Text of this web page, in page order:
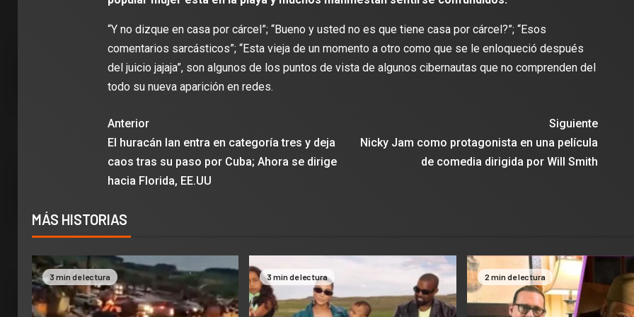
“Y no dizque en casa por cárcel”; “Bueno y usted no es que tiene casa por cárcel?”; “Esos
comentarios sarcásticos”; “Esta vieja de un momento a otro como que se le enloqueció después
del juicio jajaja”, son algunos de los puntos de vista de algunos cibernautas que no comprenden del
todo su nueva aparición en redes.
Anterior
El huracán Ian entra en categoría tres y deja
caos tras su paso por Cuba; Ahora se dirige
hacia Florida, EE.UU
Siguiente
Nicky Jam como protagonista en una película
de comedia dirigida por Will Smith
MÁS HISTORIAS
3 min de lectura 3 min de lectura 2 min de lectura
Clubes
para el partido contra el